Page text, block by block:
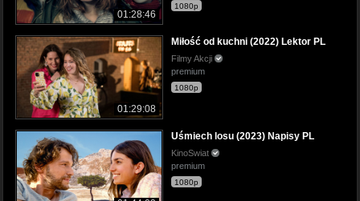
01:28:46
1080p
01:29:08
Miłość od kuchni (2022) Lektor PL
Filmy Akcji
premium
1080p
Uśmiech losu (2023) Napisy PL
KinoSwiat
premium
1080p